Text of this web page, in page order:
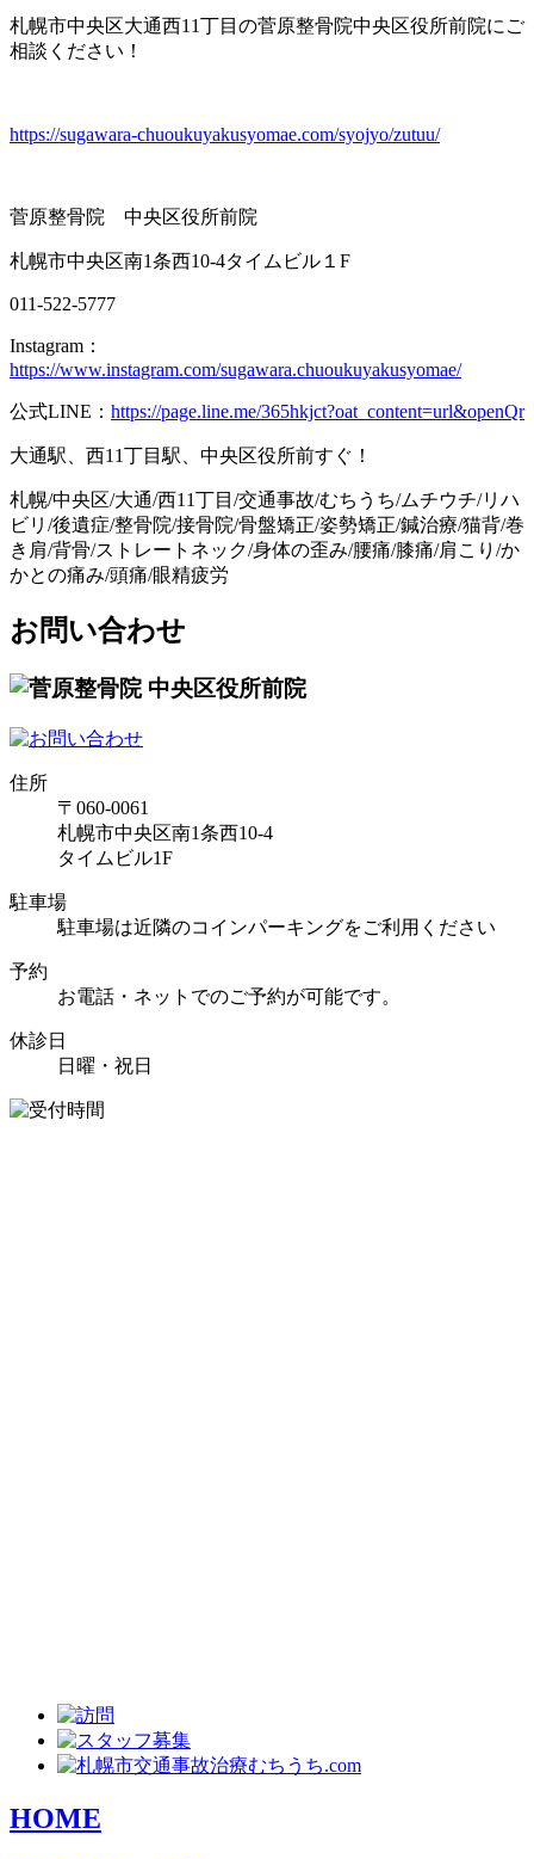
札幌市中央区大通西11丁目の菅原整骨院中央区役所前院にご
相談ください！
https://sugawara-chuoukuyakusyomae.com/syojyo/zutuu/
菅原整骨院 中央区役所前院
札幌市中央区南1条西10-4タイムビル１F
011-522-5777
Instagram：
https://www.instagram.com/sugawara.chuoukuyakusyomae/
公式LINE： https://page.line.me/365hkjct?oat_content=url&openQr
大通駅、西11丁目駅、中央区役所前すぐ！
札幌/中央区/大通/西11丁目/交通事故/むちうち/ムチウチ/リハ
ビリ/後遺症/整骨院/接骨院/骨盤矯正/姿勢矯正/鍼治療/猫背/巻
き肩/背骨/ストレートネック/身体の歪み/腰痛/膝痛/肩こり/か
かとの痛み/頭痛/眼精疲労
お問い合わせ
住所
〒060-0061
札幌市中央区南1条西10-4
タイムビル1F
駐車場
駐車場は近隣のコインパーキングをご利用ください
予約
お電話・ネットでのご予約が可能です。
休診日
日曜・祝日
HOME